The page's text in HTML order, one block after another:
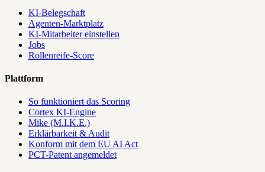
KI-Belegschaft
Agenten-Marktplatz
KI-Mitarbeiter einstellen
Jobs
Rollenreife-Score
Plattform
So funktioniert das Scoring
Cortex KI-Engine
Mike (M.I.K.E.)
Erklärbarkeit & Audit
Konform mit dem EU AI Act
PCT-Patent angemeldet